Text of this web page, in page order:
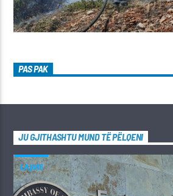
PAS PAK
JU GJITHASHTU MUND TË PËLQENI
LAJME